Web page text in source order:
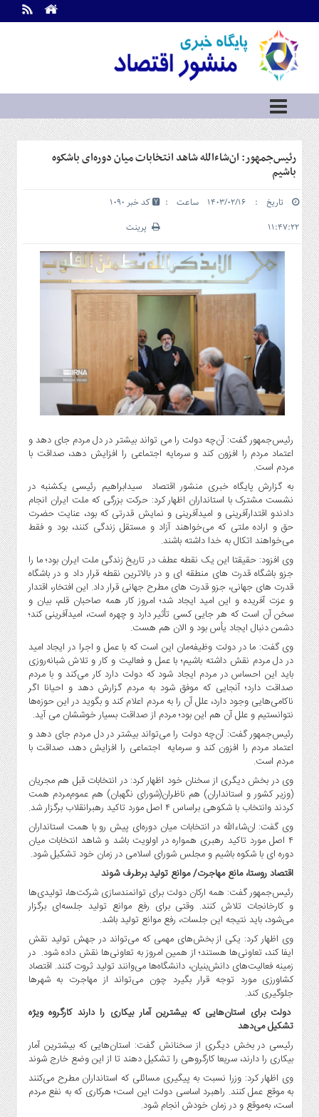
اطلاعات
تماس
ما
درباره
ما
سرویس
ها
خانه
سرمایه
و
بورس
مسکن
و
شهری
گاز
و
پتروشیمی
صنعت
و
خودرو
آپ
و
فن
آوری
بانک
،
بیمه
و
ارز
دیجیتال
کشاورزی
و
صنایع
غذایی
سیاسی
و
بین
الملل
نگاه
روز
گوناگون
رئیس‌جمهور: ان‌شاءالله شاهد انتخابات میان دوره‌ای باشکوه
باشیم
تاریخ : ۱۴۰۳/۰۲/۱۶ ساعت :
۱۱:۴۷:۲۲
کد خبر 1090
پرینت
رئیس‌جمهور گفت: آن‌چه دولت را می تواند بیشتر در دل مردم جای دهد و
اعتماد مردم را افزون کند و سرمایه اجتماعی را افزایش دهد، صداقت با
مردم است.
به گزارش پایگاه خبری منشور اقتصاد سیدابراهیم رئیسی یکشنبه در
نشست مشترک با استانداران اظهار کرد: حرکت بزرگی که ملت ایران انجام
دادندو اقتدارآفرینی و امیدآفرینی و نمایش قدرتی که بود، عنایت حضرت
حق و اراده ملتی که می‌خواهند آزاد و مستقل زندگی کنند، بود و فقط
می‌خواهند اتکال به خدا داشته باشند.
وی افزود: حقیقتا این یک نقطه عطف در تاریخ زندگی ملت ایران بود؛ ما را
جزو باشگاه قدرت های منطقه ای و در بالاترین نقطه قرار داد و در باشگاه
قدرت های جهانی، جزو قدرت های مطرح جهانی قرار داد. این افتخار، اقتدار
و عزت آفریده و این امید ایجاد شد؛ امروز کار همه صاحبان قلم، بیان و
سخن آن است که هر جایی کسی تأثیر دارد و چهره است، امیدآفرینی کند؛
دشمن دنبال ایجاد یأس بود و الان هم هست.
وی گفت: ما در دولت وظیفه‌مان این است که با عمل و اجرا در ایجاد امید
در دل مردم نقش داشته باشیم؛ با عمل و فعالیت و کار و تلاش شبانه‌روزی
باید این احساس در مردم ایجاد شود که دولت دارد کار می‌کند و با مردم
صداقت دارد؛ آنجایی که موفق شود به مردم گزارش دهد و احیانا اگر
ناکامی‌هایی وجود دارد، علل آن را به مردم اعلام کند و بگوید در این حوزه‌ها
نتوانستیم و علل آن هم این بود؛ مردم از صداقت بسیار خوششان می آید.
رئیس‌جمهور گفت: آن‌چه دولت را می‌تواند بیشتر در دل مردم جای دهد و
اعتماد مردم را افزون کند و سرمایه اجتماعی را افزایش دهد، صداقت با
مردم است.
وی در بخش دیگری از سخنان خود اظهار کرد: در انتخابات قبل هم مجریان
(وزیر کشور و استانداران) هم ناظران(شورای نگهبان) هم عموم‌مردم همت
کردند وانتخاب با شکوهی براساس ۴ اصل مورد تاکید رهبرانقلاب برگزار شد.
وی گفت: ان‌شاءالله در انتخابات میان دوره‌ای پیش رو با همت استانداران
۴ اصل مورد تاکید رهبری همواره در اولویت باشد و شاهد انتخابات میان
دوره ای با شکوه باشیم و مجلس شورای اسلامی در زمان خود تشکیل شود.
اقتصاد روستا، مانع مهاجرت/ موانع تولید برطرف شوند
رئیس‌جمهور گفت: همه ارکان دولت برای توانمندسازی شرکت‌ها، تولیدی‌ها
و کارخانجات تلاش کنند. وقتی برای رفع موانع تولید جلسه‌ای برگزار
می‌شود، باید نتیجه این جلسات، رفع موانع تولید باشد.
وی اظهار کرد: یکی از بخش‌های مهمی که می‌تواند در جهش تولید نقش
ایفا کند، تعاونی‌ها هستند؛ از همین امروز به تعاونی‌ها نقش داده شود. در
زمینه فعالیت‌های دانش‌بنیان، دانشگاه‌ها می‌وانند تولید ثروت کنند. اقتصاد
کشاورزی مورد توجه قرار بگیرد چون می‌تواند از مهاجرت به شهرها
جلوگیری کند.
دولت برای استان‌هایی که بیشترین آمار بیکاری را دارند کارگروه‌ ویژه
تشکیل می‌دهد
رئیسی در بخش دیگری از سخنانش گفت: استان‌هایی که بیشترین آمار
بیکاری را دارند، سریعا کارگروهی را تشکیل دهند تا از این وضع خارج شوند
وی اظهار کرد: وزرا نسبت به پیگیری مسائلی که استانداران مطرح می‌کنند
به موقع عمل کنند. راهبرد اساسی دولت این است؛ هرکاری که به نفع مردم
است، به‌موقع و در زمان خودش انجام شود.